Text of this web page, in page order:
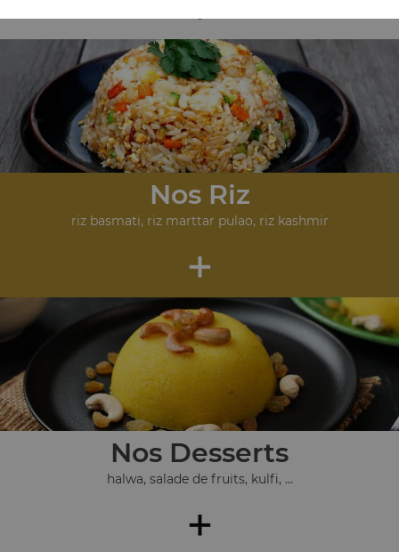
Nos Riz
riz basmati, riz marttar pulao, riz kashmir
+
Nos Desserts
halwa, salade de fruits, kulfi, ...
+